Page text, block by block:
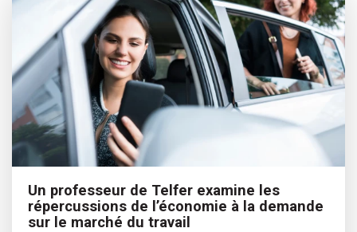
Un professeur de Telfer examine les
répercussions de l’économie à la demande
sur le marché du travail